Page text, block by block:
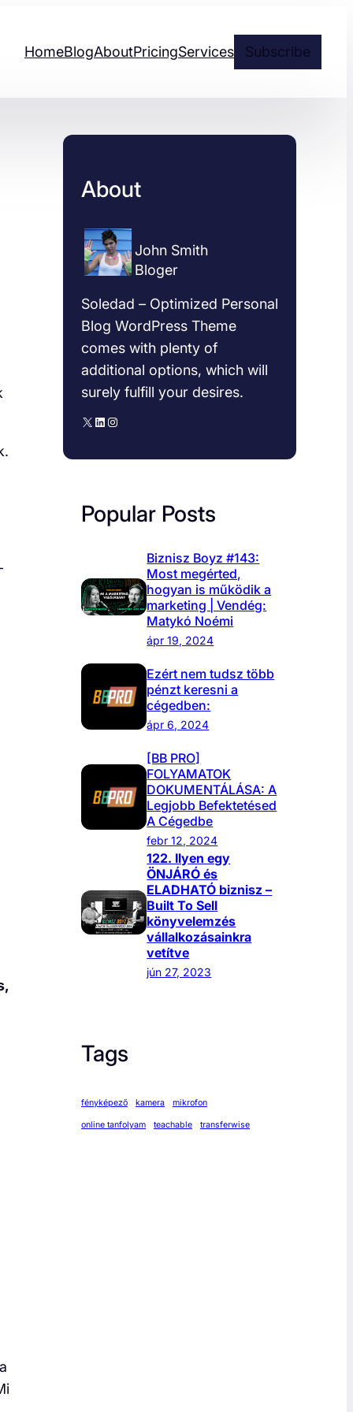
HomeBlogAboutPricingServices Subscribe
About
John Smith
Bloger
Soledad – Optimized Personal
Blog WordPress Theme
comes with plenty of
additional options, which will
surely fulfill your desires.
X LinkedIn Instagram
Popular Posts
Biznisz Boyz #143:
Most megérted,
hogyan is működik a
marketing | Vendég:
Matykó Noémi
ápr 19, 2024
Ezért nem tudsz több
pénzt keresni a
cégedben:
ápr 6, 2024
[BB PRO]
FOLYAMATOK
DOKUMENTÁLÁSA: A
Legjobb Befektetésed
A Cégedbe
febr 12, 2024
122. Ilyen egy
ÖNJÁRÓ és
ELADHATÓ biznisz –
Built To Sell
könyvelemzés
vállalkozásainkra
vetítve
jún 27, 2023
Tags
fényképező kamera mikrofon
online tanfolyam teachable transferwise